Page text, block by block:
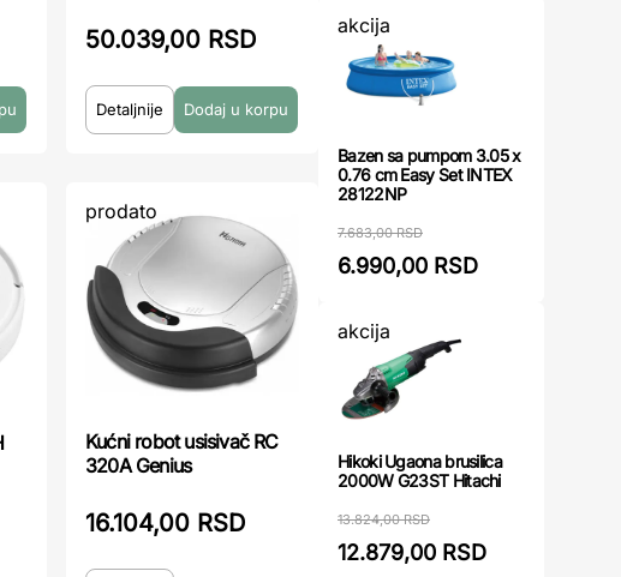
50.039,00 RSD
Detaljnije
prodato
Kućni robot usisivač RC
320A Genius
16.104,00 RSD
akcija
Bazen sa pumpom 3.05 x
0.76 cm Easy Set INTEX
28122NP
7.683,00 RSD
6.990,00 RSD
akcija
Hikoki Ugaona brusilica
2000W G23ST Hitachi
13.824,00 RSD
12.879,00 RSD